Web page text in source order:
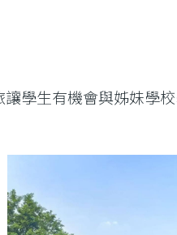
學生有機會與姊妹學